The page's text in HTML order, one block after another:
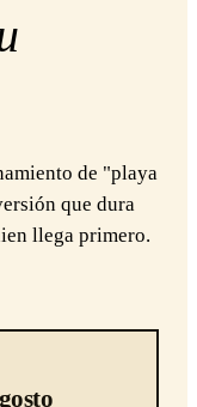
de "playa
que dura
llega primero.